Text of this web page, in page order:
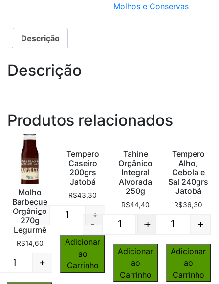
Molhos e Conservas
Descrição
Descrição
Produtos relacionados
Molho
Barbecue
Orgânico
270g
Legurmê
R$14,60
Quantity+
Tempero
Caseiro
200grs
Jatobá
R$43,30
Quantity
- +
Adicionar
ao
Carrinho
Tahine
Orgânico
Integral
Alvorada
250g
R$44,40
Quantity
- +
Adicionar
ao
Carrinho
Tempero
Alho,
Cebola e
Sal 240grs
Jatobá
R$36,30
Quantity
- +
Adicionar
ao
Carrinho